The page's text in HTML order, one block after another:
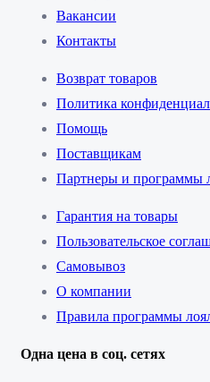
Вакансии
Контакты
Возврат товаров
Политика
Помощь
Поставщикам
Партнеры и программы
Гарантия на товары
Пользовательское
Самовывоз
О компании
Правила программы
Одна цена в соц. сетях